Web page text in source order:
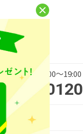
平日 9:00～